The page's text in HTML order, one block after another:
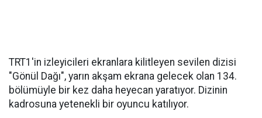
TRT1'in izleyicileri ekranlara kilitleyen sevilen dizisi
"Gönül Dağı", yarın akşam ekrana gelecek olan 134.
bölümüyle bir kez daha heyecan yaratıyor. Dizinin
kadrosuna yetenekli bir oyuncu katılıyor.